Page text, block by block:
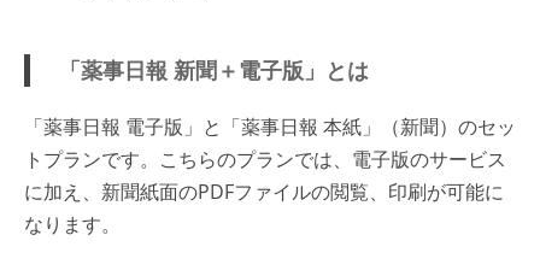
「薬事日報 新聞＋電子版」とは
「薬事日報 電子版」と「薬事日報 本紙」（新聞）のセッ
トプランです。こちらのプランでは、電子版のサービス
に加え、新聞紙面のPDFファイルの閲覧、印刷が可能に
なります。